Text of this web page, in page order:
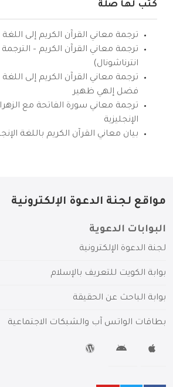
كتب لها صلة
ترجمة معاني القرآن الكريم إلى اللغة
ترجمة معاني القرآن الكريم –
انترناشونال)
ترجمة معاني القرآن الكريم إلى اللغة
فضل إلهي ظهير
ترجمة معاني سورة الفاتحة مع
الإنجليزية
بيان معاني القرآن الكريم باللغة
مواقع لجنة الدعوة الإلكترونية
البوابات الدعوية
لجنة الدعوة الإلكترونية
بوابة الكويت للتعريف بالإسلام
بوابة الباحث عن الحقيقة
بطاقات الواتس آب والشبكات الاجتماعية